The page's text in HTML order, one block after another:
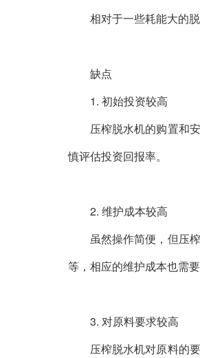
相对于一些耗能大的
缺点
1. 初始投资较高
压榨脱水机的购置和
慎评估投资回报率。
2. 维护成本较高
虽然操作简便，但压
等，相应的维护成本也需要
3. 对原料要求较高
压榨脱水机对原料的